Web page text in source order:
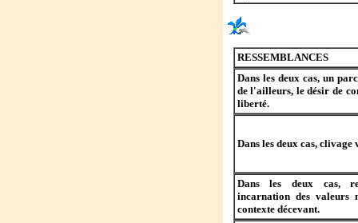
RESSEMBLANCES
Dans les deux cas, un
de l'ailleurs, le désir de
liberté.
Dans les deux cas,
Dans les deux cas,
incarnation des valeurs
contexte décevant.